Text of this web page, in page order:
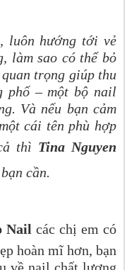
luôn hướng tới vẻ
làm sao có thể bỏ
trọng giúp thu
phố – một bộ nail
Và nếu bạn cảm
cái tên phù hợp
thì Tina Nguyen
cần.
Nail các chị em có
hoàn mĩ hơn, bạn